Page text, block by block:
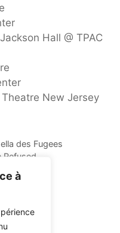
à
Hall @ TPAC
New Jersey
des Fugees
Refused